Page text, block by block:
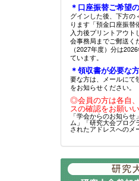
＊口座振替ご希望
グインした後、下方の
ります「預金口座振替
入力後プリントアウト
会事務局までご郵送く
（2027年度）分は
ています。
＊領収書が必要な
要な方は、メールにて
をお知らせください。
◎会員の方は各自
スの確認をお願いい
「学会からのお知ら
ム」「研究大会プログ
されたアドレスへのメ